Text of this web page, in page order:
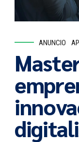
ANUNCIO